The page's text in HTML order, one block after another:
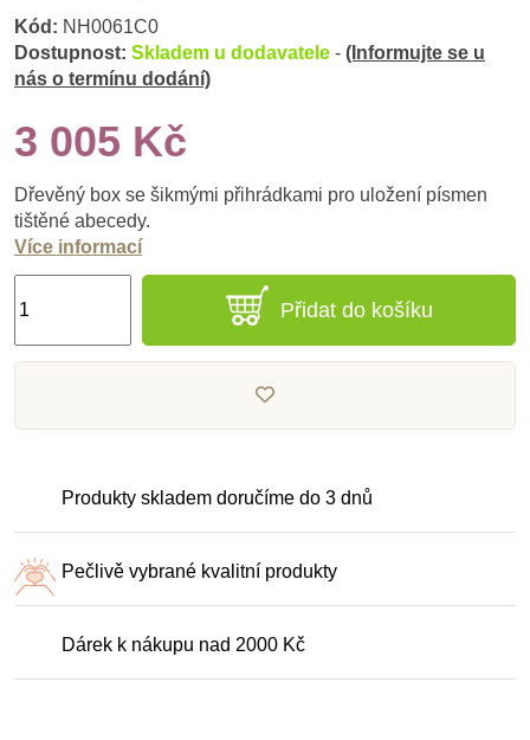
Kód: NH0061C0
Dostupnost: Skladem u dodavatele - (Informujte se u
nás o termínu dodání)
3 005 Kč
Dřevěný box se šikmými přihrádkami pro uložení písmen
tištěné abecedy.
Více informací
Přidat do košíku
Produkty skladem doručíme do 3 dnů
Pečlivě vybrané kvalitní produkty
Dárek k nákupu nad 2000 Kč